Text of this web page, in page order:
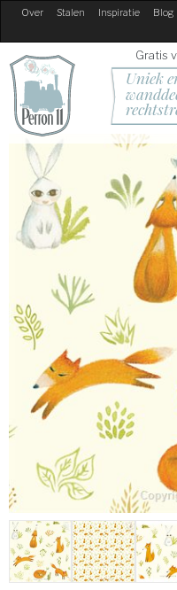
Over Stalen Inspiratie Blog
Gratis
Uniek